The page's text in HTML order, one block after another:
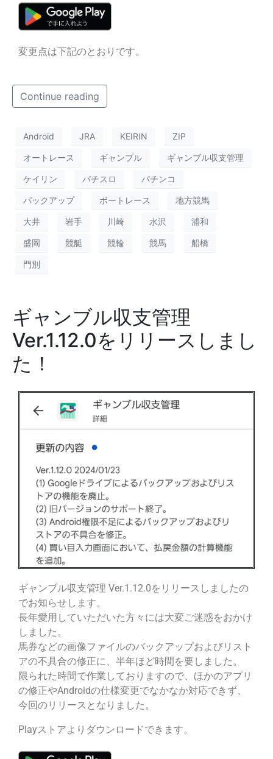
変更点は下記のとおりです。
Continue reading
Android JRA KEIRIN ZIP
オートレース ギャンブル ギャンブル収支管理
ケイリン パチスロ パチンコ
バックアップ ボートレース 地方競馬
大井 岩手 川崎 水沢 浦和
盛岡 競艇 競輪 競馬 船橋
門別
ギャンブル収支管理
Ver.1.12.0をリリースしまし
た！
ギャンブル収支管理 Ver.1.12.0をリリースしましたの
でお知らせします。
長年愛用していただいた方々には大変ご迷惑をおかけ
しました。
馬券などの画像ファイルのバックアップおよびリスト
アの不具合の修正に、半年ほど時間を要しました。
限られた時間で作業しておりますので、ほかのアプリ
の修正やAndroidの仕様変更でなかなか対応できず、
今回のリリースとなりました。
Playストアよりダウンロードできます。